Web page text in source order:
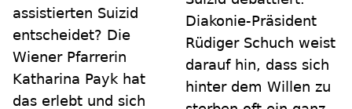
assistierten Suizid
entscheidet? Die
Wiener Pfarrerin
Katharina Payk hat
das erlebt und sich
Diakonie-Präsident
Rüdiger Schuch weist
darauf hin, dass sich
hinter dem Willen zu